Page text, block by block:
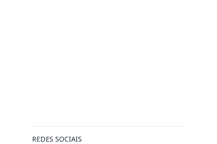
REDES SOCIAIS